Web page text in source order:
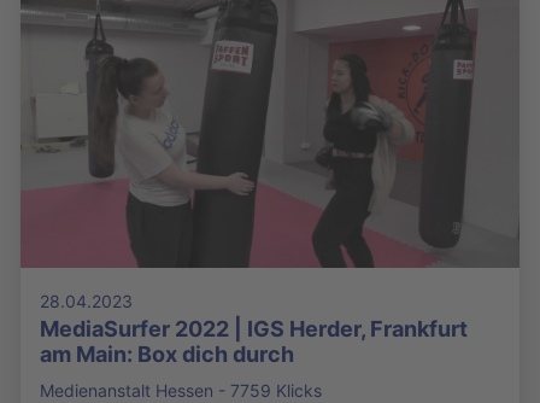
28.04.2023
MediaSurfer 2022 | IGS Herder, Frankfurt
am Main: Box dich durch
Medienanstalt Hessen - 7759 Klicks